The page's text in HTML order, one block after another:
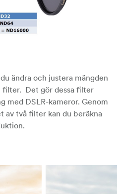
ändra och justera mängden
filter. Det gör dessa filter
med DSLR-kameror. Genom
av två filter kan du beräkna